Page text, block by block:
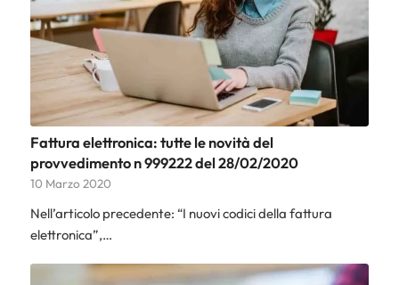
Fattura elettronica: tutte le novità del
provvedimento n 999222 del 28/02/2020
10 Marzo 2020
Nell’articolo precedente: “I nuovi codici della fattura
elettronica”,…